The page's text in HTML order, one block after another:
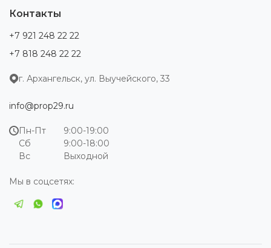
Контакты
+7 921 248 22 22
+7 818 248 22 22
г. Архангельск, ул. Выучейского, 33
info@prop29.ru
Пн-Пт
9:00-19:00
Сб
9:00-18:00
Вс
Выходной
Мы в соцсетях: